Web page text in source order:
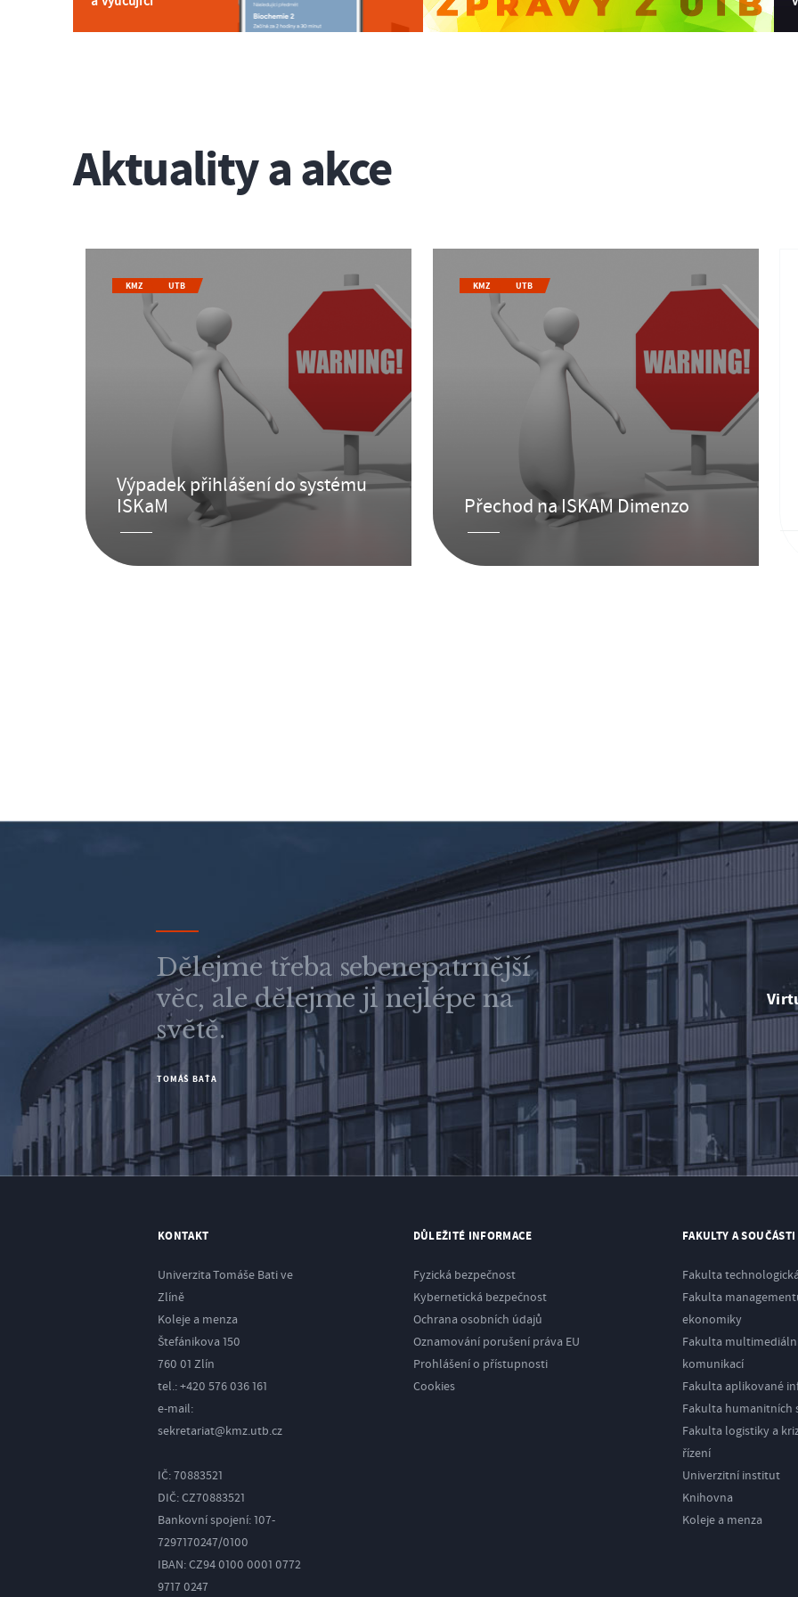
Aktuality a akce
KMZ UTB
Výpadek přihlášení do systému
ISKaM
KMZ UTB
Přechod na ISKAM Dimenzo
Dělejme třeba sebenepatrnější
věc, ale dělejme ji nejlépe na
světě.
TOMÁŠ BAŤA
KONTAKT
Univerzita Tomáše Bati ve
Zlíně
Koleje a menza
Štefánikova 150
760 01 Zlín
tel.:+420 576 036 161
e-mail:
sekretariat@kmz.utb.cz
IČ: 70883521
DIČ: CZ70883521
Bankovní spojení: 107-
7297170247/0100
IBAN: CZ94 0100 0001 0772
9717 0247
DŮLEŽITÉ INFORMACE
Fyzická bezpečnost
Kybernetická bezpečnost
Ochrana osobních údajů
Oznamování porušení práva EU
Prohlášení o přístupnosti
Cookies
FAKULTY A SOUČÁSTI
Fakulta technologická
Fakulta
ekonomiky
Fakulta
komunikací
Fakulta aplikované
Fakulta humanitních
Fakulta logistiky a
řízení
Univerzitní institut
Knihovna
Koleje a menza